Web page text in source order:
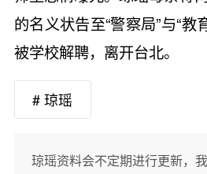
的名义状告至“警察局”与“教
被学校解聘，离开台北。
# 琼瑶
琼瑶资料会不定期进行更新，